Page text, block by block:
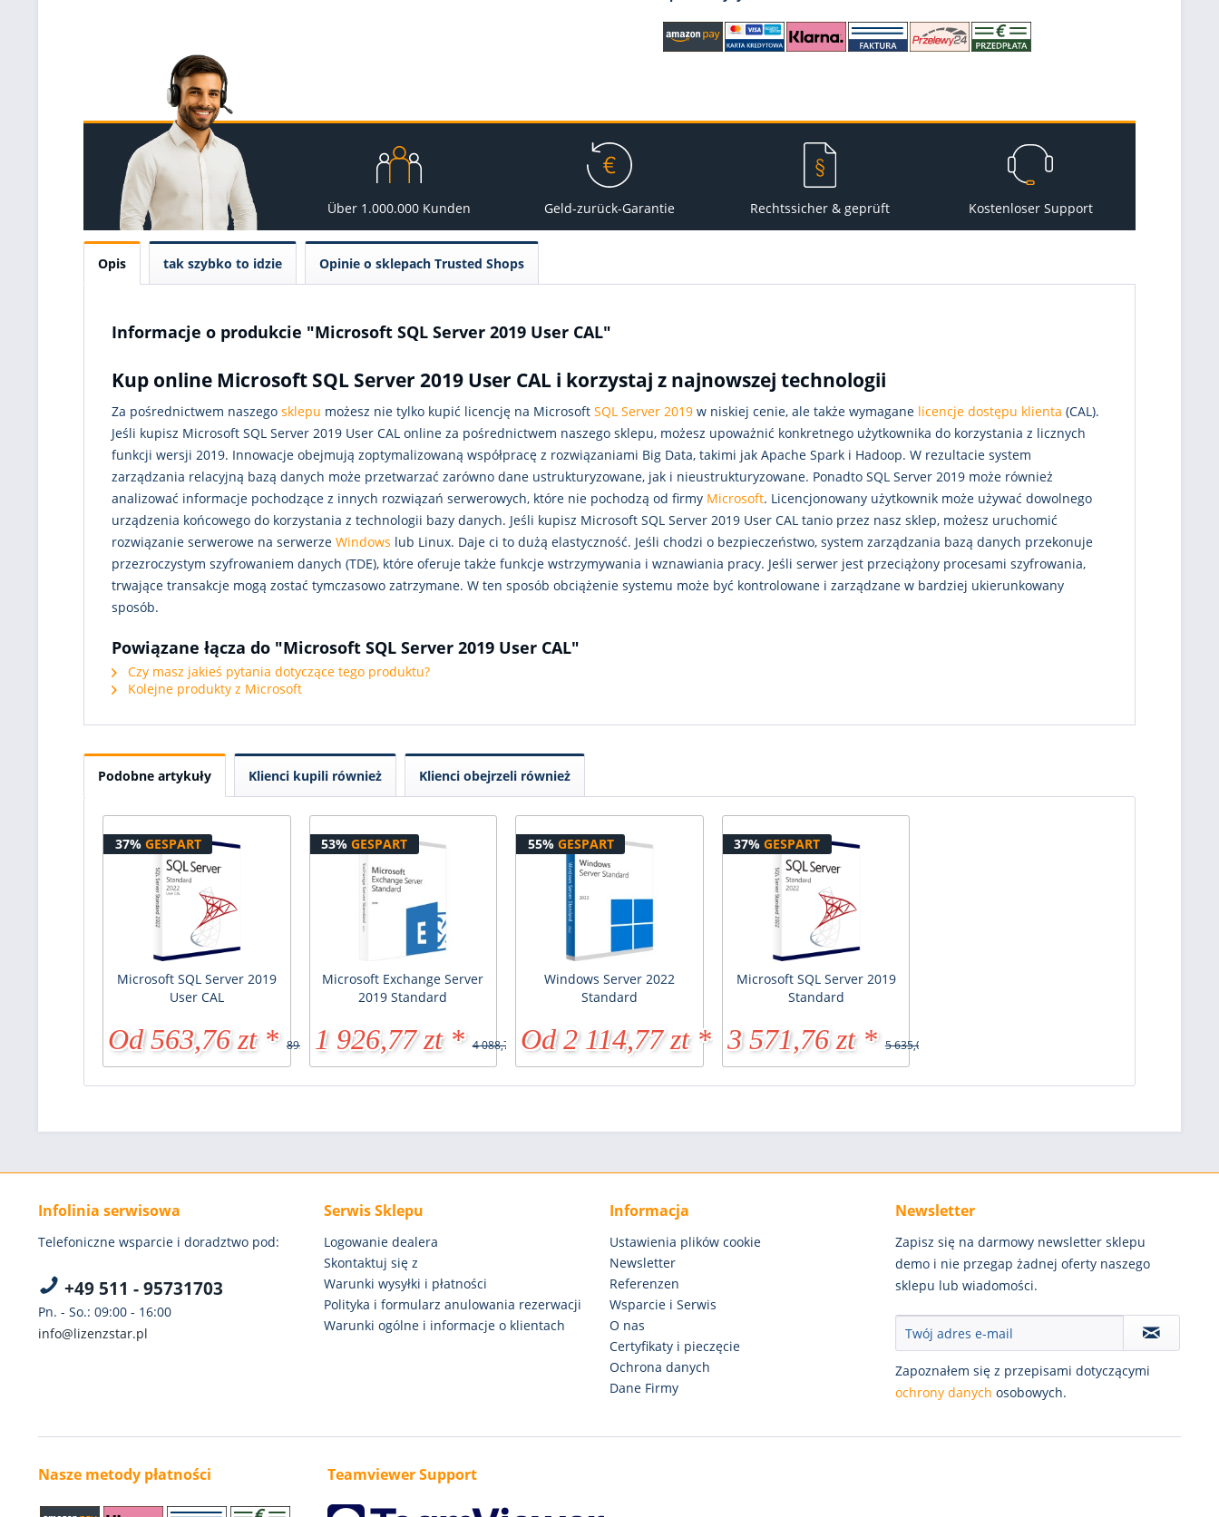
Über 1.000.000 Kunden Geld-zurück-Garantie Rechtssicher & geprüft Kostenloser Support
Opis tak szybko to idzie Opinie o sklepach Trusted Shops
Informacje o produkcie "Microsoft SQL Server 2019 User CAL"
Kup online Microsoft SQL Server 2019 User CAL i korzystaj z najnowszej technologii
Za pośrednictwem naszego sklepu możesz nie tylko kupić licencję na Microsoft SQL Server 2019 w niskiej cenie, ale także wymagane licencje dostępu klienta (CAL).
Jeśli kupisz Microsoft SQL Server 2019 User CAL online za pośrednictwem naszego sklepu, możesz upoważnić konkretnego użytkownika do korzystania z licznych
funkcji wersji 2019. Innowacje obejmują zoptymalizowaną współpracę z rozwiązaniami Big Data, takimi jak Apache Spark i Hadoop. W rezultacie system
zarządzania relacyjną bazą danych może przetwarzać zarówno dane ustrukturyzowane, jak i nieustrukturyzowane. Ponadto SQL Server 2019 może również
analizować informacje pochodzące z innych rozwiązań serwerowych, które nie pochodzą od firmy Microsoft. Licencjonowany użytkownik może używać dowolnego
urządzenia końcowego do korzystania z technologii bazy danych. Jeśli kupisz Microsoft SQL Server 2019 User CAL tanio przez nasz sklep, możesz uruchomić
rozwiązanie serwerowe na serwerze Windows lub Linux. Daje ci to dużą elastyczność. Jeśli chodzi o bezpieczeństwo, system zarządzania bazą danych przekonuje
przezroczystym szyfrowaniem danych (TDE), które oferuje także funkcje wstrzymywania i wznawiania pracy. Jeśli serwer jest przeciążony procesami szyfrowania,
trwające transakcje mogą zostać tymczasowo zatrzymane. W ten sposób obciążenie systemu może być kontrolowane i zarządzane w bardziej ukierunkowany
sposób.
Powiązane łącza do "Microsoft SQL Server 2019 User CAL"
Czy masz jakieś pytania dotyczące tego produktu?
Kolejne produkty z Microsoft
Podobne artykuły Klienci kupili również Klienci obejrzeli również
37% GESPART
Microsoft SQL Server 2019
User CAL
Od 563,76 zt * 892,77 zt *
53%GESPART
Microsoft Exchange Server
2019 Standard
1 926,77 zt * 4 088,77 zt *
55% GESPART
Windows Server 2022
Standard
Od 2 114,77 zt * 4 657,23 zt *
37%GESPART
Microsoft SQL Server 2019
Standard
3 571,76 zt * 5 635,07 zt *
Infolinia serwisowa
Telefoniczne wsparcie i doradztwo pod:
+49 511 - 95731703
Pn. - So.: 09:00 - 16:00
info@lizenzstar.pl
Serwis Sklepu
Logowanie dealera
Skontaktuj się z
Warunki wysyłki i płatności
Polityka i formularz anulowania rezerwacji
Warunki ogólne i informacje o klientach
Informacja
Ustawienia plików cookie
Newsletter
Referenzen
Wsparcie i Serwis
O nas
Certyfikaty i pieczęcie
Ochrona danych
Dane Firmy
Newsletter
Zapisz się na darmowy newsletter sklepu
demo i nie przegap żadnej oferty naszego
sklepu lub wiadomości.
Zapoznałem się z przepisami dotyczącymi
ochrony danych osobowych.
Nasze metody płatności Teamviewer Support